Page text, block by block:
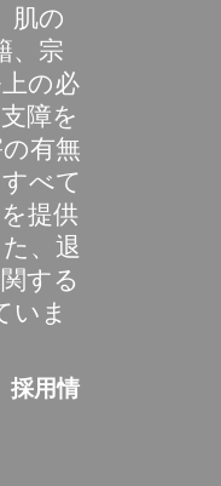
肌の
、宗
の必
障を
有無
べて
提供
、退
する
いま
採用情